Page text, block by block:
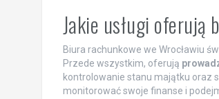
Jakie usługi oferują
Biura rachunkowe we Wrocławiu
Przede wszystkim, oferują
kontrolowanie stanu majątku oraz
monitorować swoje finanse i